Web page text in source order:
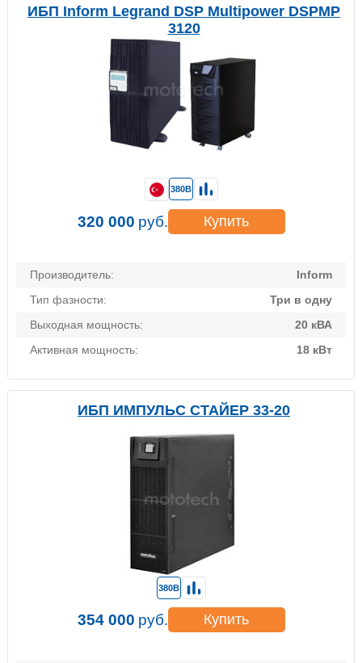
ИБП Inform Legrand DSP Multipower DSPMP
3120
Производитель:
Inform
Тип фазности:
Три в одну
Выходная мощность:
20 кВА
Активная мощность:
18 кВт
380В
320 000 руб. Купить
ИБП ИМПУЛЬС СТАЙЕР 33-20
380В
354 000 руб. Купить